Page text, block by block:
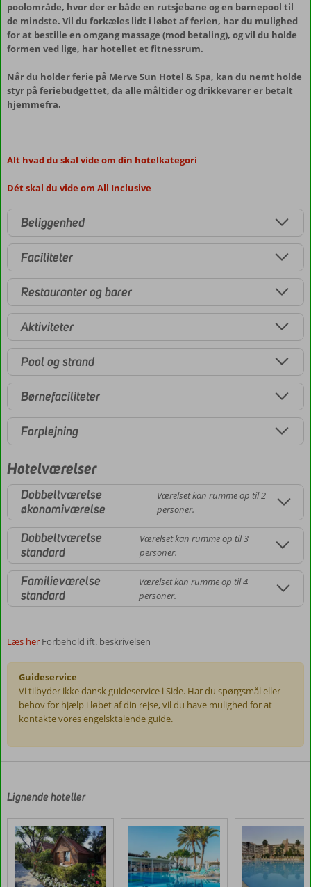
poolområde, hvor der er både en rutsjebane og en børnepool til
de mindste. Vil du forkæles lidt i løbet af ferien, har du mulighed
for at bestille en omgang massage (mod betaling), og vil du holde
formen ved lige, har hotellet et fitnessrum.
Når du holder ferie på Merve Sun Hotel & Spa, kan du nemt holde
styr på feriebudgettet, da alle måltider og drikkevarer er betalt
hjemmefra.
Alt hvad du skal vide om din hotelkategori
Dét skal du vide om All Inclusive
Beliggenhed
Faciliteter
Restauranter og barer
Aktiviteter
Pool og strand
Børnefaciliteter
Forplejning
Hotelværelser
Dobbeltværelse
økonomiværelse
Værelset kan rumme op til 2
personer.
Dobbeltværelse
standard
Værelset kan rumme op til 3
personer.
Familieværelse
standard
Værelset kan rumme op til 4
personer.
Læs her Forbehold ift. beskrivelsen
Guideservice
Vi tilbyder ikke dansk guideservice i Side. Har du spørgsmål eller
behov for hjælp i løbet af din rejse, vil du have mulighed for at
kontakte vores engelsktalende guide.
af
kunder
efter
deres
ophold
på
Lignende hoteller